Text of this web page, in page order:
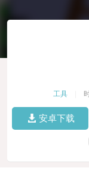
工具
安卓下载